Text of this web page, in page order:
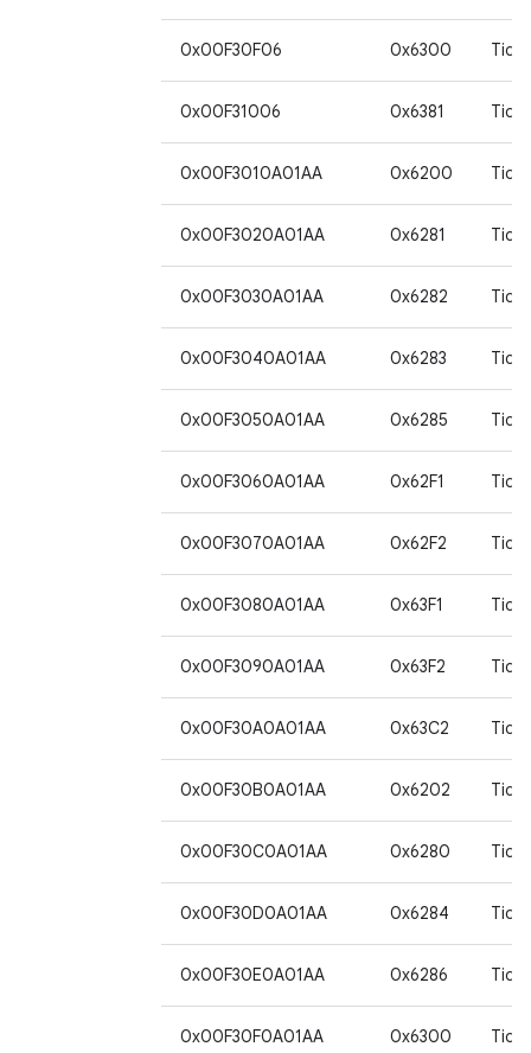
0x00F30F06 0x6300
0x00F31006 0x6381
0x00F3010A01AA 0x6200
0x00F3020A01AA 0x6281
0x00F3030A01AA 0x6282
0x00F3040A01AA 0x6283
0x00F3050A01AA 0x6285
0x00F3060A01AA 0x62F1
0x00F3070A01AA 0x62F2
0x00F3080A01AA 0x63F1
0x00F3090A01AA 0x63F2
0x00F30A0A01AA 0x63C2
0x00F30B0A01AA 0x6202
0x00F30C0A01AA 0x6280
0x00F30D0A01AA 0x6284
0x00F30E0A01AA 0x6286
0x00F30F0A01AA 0x6300